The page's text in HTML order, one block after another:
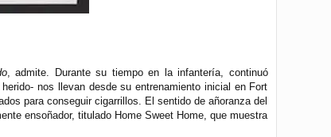
, admite. Durante su tiempo en la infantería, continuó
nos llevan desde su entrenamiento inicial en Fort
para conseguir cigarrillos. El sentido de añoranza del
ensoñador, titulado Home Sweet Home, que muestra